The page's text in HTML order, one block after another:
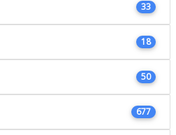
33
18
50
677